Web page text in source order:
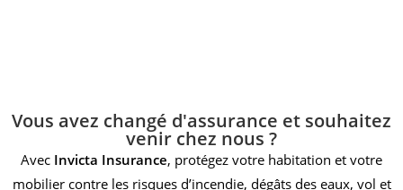
Vous avez changé d'assurance et souhaitez
venir chez nous ?
Avec Invicta Insurance, protégez votre habitation et votre
mobilier contre les risques d’incendie, dégâts des eaux, vol et